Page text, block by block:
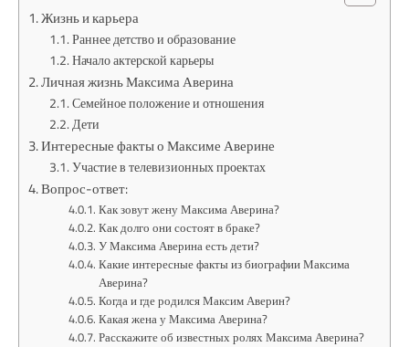
Жизнь и карьера
Раннее детство и образование
Начало актерской карьеры
Личная жизнь Максима Аверина
Семейное положение и отношения
Дети
Интересные факты о Максиме Аверине
Участие в телевизионных проектах
Вопрос-ответ:
Как зовут жену Максима Аверина?
Как долго они состоят в браке?
У Максима Аверина есть дети?
Какие интересные факты из биографии Максима
Аверина?
Когда и где родился Максим Аверин?
Какая жена у Максима Аверина?
Расскажите об известных ролях Максима Аверина?